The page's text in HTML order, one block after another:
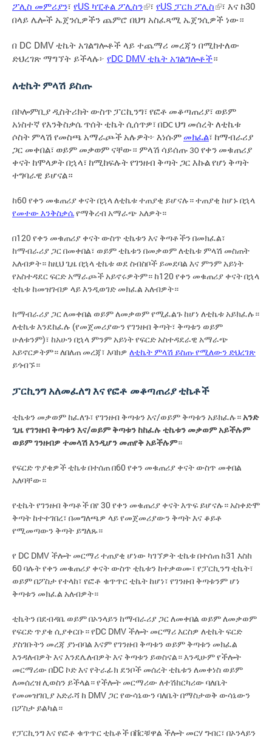
ፖሊስ መምሪያን፣ የUS ካፒቶል ፖሊስን ፣ የUS ፓርክ ፖሊስ
፣ እና ከ30
በላይ ሌሎች ኤጀንሲዎችን ጨምሮ በህግ አስፈጻሚ ኤጀንሲዎች ነው።
በ DC DMV ቲኬት አገልግሎቶች ላይ ተጨማሪ መረጃን በሚከተለው
ድህረገጽ ማግኘት ይችላሉ፦ የDC DMV ቲኬት አገልግሎቶች።
ለቲኬት ምላሽ ይስጡ
በኮሎምቢያ ዲስትሪክት ውስጥ ፓርኪንግ፣ የፎቶ መቆጣጠሪያ፣ ወይም
አነስተኛ የእንቅስቃሴ ጥሰት ቲኬት ሲሰጥዎ፣ በDC ህግ መሰረት ለቲኬቱ
ሶስት ምላሽ የመስጫ አማራጮች አሉዎት፦ እነሱም መክፈል፣ ከማብራሪያ
ጋር መቀበል፣ ወይም መቃወም ናቸው። ምላሽ ሳይሰጡ 30 የቀን መቁጠሪያ
ቀናት ከሞላዎት በኋላ፣ ከሚከፍሉት የገንዘብ ቅጣት ጋር እኩል የሆነ ቅጣት
ተግባራዊ ይሆናል።
ከ60 የቀን መቁጠሪያ ቀናት በኋላ ለቲኬቱ ተጠያቂ ይሆናሉ። ተጠያቂ ከሆኑ በኋላ
የመተው እንቅስቃሴየማቅረብ አማራጭ አለዎት።
በ120 የቀን መቁጠሪያ ቀናት ውስጥ ቲኬቱን እና ቅጣቶችን በመክፈል፣
ከማብራሪያ ጋር በመቀበል፣ ወይም ቲኬቱን በመቃወም ለቲኬቱ ምላሽ መስጠት
አለብዎት። ከዚህ ጊዜ በኋላ ቲኬቱ ወደ ስብስቦች ይመደባል እና ምንም አይነት
የአስተዳደር ፍርድ አማራጮች አይኖሩዎትም። ከ120 የቀን መቁጠሪያ ቀናት በኋላ
ቲኬቱ ከመዝገብዎ ላይ እንዲወገድ መክፈል አለብዎት።
ከማብራሪያ ጋር ለመቀበል ወይም ለመቃወም የሚፈልጉ ከሆነ ለቲኬቱ አይክፈሉ።
ለቲኬቱ እንደከፈሉ (የመጀመሪያውን የገንዘብ ቅጣት፣ ቅጣቱን ወይም
ሁለቱንም)፣ ከአሁን በኋላ ምንም አይነት የፍርድ አስተዳደራዊ አማራጭ
አይኖርዎትም። ለበለጠ መረጃ፣ እባክዎ ለቲኬት ምላሽ ይስጡ የሚለውን ድህረገጽ
ይጎብኙ።
ፓርኪንግ አለመፈለግ እና የፎቶ መቆጣጠሪያ ቲኬቶች
ቲኬቱን መቃወም ከፈለጉ፣ የገንዘብ ቅጣቱን እና/ወይም ቅጣቱን አይክፈሉ።አንድ
ጊዜ የገንዘብ ቅጣቱን እና/ወይም ቅጣቱን ከከፈሉ ቲኬቱን መቃወም አይችሉም
ወይም ገንዘብዎ ተመላሽ እንዲሆን መጠየቅ አይችሉም።
የፍርድ ጥያቄዎች ቲኬቱ በተሰጠ በ60 የቀን መቁጠሪያ ቀናት ውስጥ መቀበል
አለባቸው።
የቲኬት የገንዘብ ቅጣቶች በየ 30 የቀን መቁጠሪያ ቀናት እጥፍ ይሆናሉ። አስቀድሞ
ቅጣት ከተተገበረ፣ በመግለጫዎ ላይ የመጀመሪያውን ቅጣት እና ቆይቶ
የሚመጣውን ቅጣት ይግለጹ።
የ DC DMV ችሎት መርማሪ ተጠያቂ ሆነው ካገኘዎት ቲኬቱ በተሰጠ ከ31 እስከ
60 ባሉት የቀን መቁጠሪያ ቀናት ውስጥ ቲኬቱን ከተቃወሙ፣ የፓርኪንግ ቲኬት፣
ወይም በፖስታ የተላከ፣ የፎቶ ቁጥጥር ቲኬት ከሆነ፣ የገንዘብ ቅጣቱንም ሆነ
ቅጣቱን መክፈል አለብዎት።
ቲኬትን በደብዳቤ ወይም በኦንላይን ከማብራሪያ ጋር ለመቀበል ወይም ለመቃወም
የፍርድ ጥያቄ ሲያቀርቡ። የDC DMV ችሎት መርማሪ እርስዎ ለቲኬት ፍርድ
ያስገቡትን መረጃ ያነብባል እናም የገንዘብ ቅጣቱን ወይም ቅጣቱን መክፈል
እንዳለብዎት እና እንደሌለብዎት እና ቅጣቱን ይወስናል። እንዲሁም የችሎት
መርማሪው በDC ኮድ እና የትራፊክ ደንቦች መሰረት ቲኬቱን ለመቀነስ ወይም
ለመሰረዝ ሊወስን ይችላል። የችሎት መርማሪው ለተሽከርካሪው ባለቤት
የመመዝገቢያ አድራሻ ከ DMV ጋር የውሳኔውን ባለቤት በማስታወቅ ውሳኔውን
በፖስታ ይልካል።
የፓርኪንግ እና የፎቶ ቁጥጥር ቲኬቶች በቨርቹዋል ችሎት መርሃ ግብር፣ በኦንላይን